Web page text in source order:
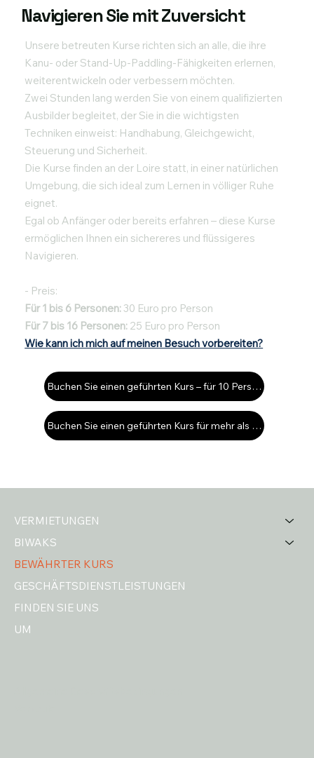
Navigieren Sie mit Zuversicht
Unsere betreuten Kurse richten sich an alle, die ihre
Kanu- oder Stand-Up-Paddling-Fähigkeiten erlernen,
weiterentwickeln oder verbessern möchten.
Zwei Stunden lang werden Sie von einem qualifizierten
Ausbilder begleitet, der Sie in die wichtigsten
Techniken einweist: Handhabung, Gleichgewicht,
Steuerung und Sicherheit.
Die Kurse finden an der Loire statt, in einer natürlichen
Umgebung, die sich ideal zum Lernen in völliger Ruhe
eignet.
Egal ob Anfänger oder bereits erfahren – diese Kurse
ermöglichen Ihnen ein sichereres und flüssigeres
Navigieren.
- Preis:
Für 1 bis 6 Personen: 30 Euro pro Person
Für 7 bis 16 Personen: 25 Euro pro Person
Wie kann ich mich auf meinen Besuch vorbereiten?
Buchen Sie einen geführten Kurs – für 10 Personen
Buchen Sie einen geführten Kurs für mehr als 10 Personen
VERMIETUNGEN
BIWAKS
BEWÄHRTER KURS
GESCHÄFTSDIENSTLEISTUNGEN
FINDEN SIE UNS
UM